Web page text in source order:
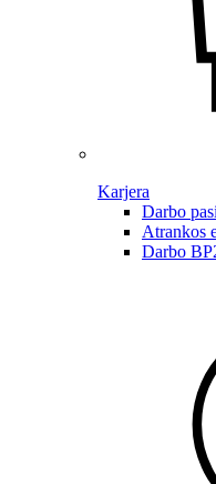
Karjera
Darbo
Atrankos
Darbo